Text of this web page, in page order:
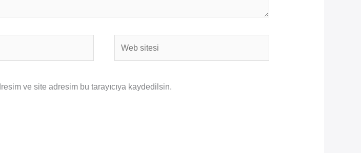
sitesi
ve site adresim bu tarayıcıya kaydedilsin.